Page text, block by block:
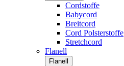
Cordstoffe
Babycord
Breitcord
Cord Polsterstoffe
Stretchcord
Flanell
Flanell